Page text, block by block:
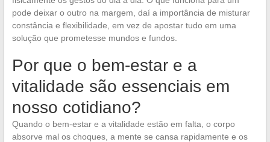
pode deixar o outro na margem, daí a importância de misturar
constância e flexibilidade, em vez de apostar tudo em uma
solução que prometesse mundos e fundos.
Por que o bem-estar e a
vitalidade são essenciais em
nosso cotidiano?
Quando o bem-estar e a vitalidade estão em falta, o corpo
absorve mal os choques, a mente se cansa rapidamente e os